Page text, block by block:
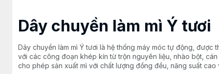
Dây chuyền làm mì Ý tươi
Dây chuyền làm mì Ý tươi là hệ thống máy móc tự động, được
với các công đoạn khép kín từ trộn nguyên liệu, nhào bột,
cho phép sản xuất mì với chất lượng đồng đều, năng suất